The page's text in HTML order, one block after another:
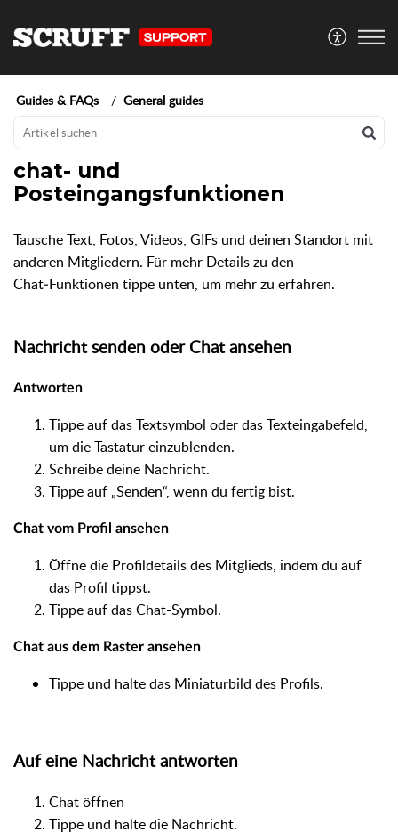
Guides & FAQs General guides
chat- und
Posteingangsfunktionen
Tausche Text, Fotos, Videos, GIFs und deinen Standort mit
anderen Mitgliedern. Für mehr Details zu den
Chat‑Funktionen tippe unten, um mehr zu erfahren.
Nachricht senden oder Chat ansehen
Antworten
Tippe auf das Textsymbol oder das Texteingabefeld,
um die Tastatur einzublenden.
Schreibe deine Nachricht.
Tippe auf „Senden“, wenn du fertig bist.
Chat vom Profil ansehen
Öffne die Profildetails des Mitglieds, indem du auf
das Profil tippst.
Tippe auf das Chat-Symbol.
Chat aus dem Raster ansehen
Tippe und halte das Miniaturbild des Profils.
Auf eine Nachricht antworten
Chat öffnen
Tippe und halte die Nachricht.